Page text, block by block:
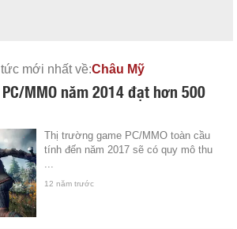
mới nhất về:Châu Mỹ
MMO năm 2014 đạt hơn 500
Thị trường game PC/MMO toàn cầu
tính đến năm 2017 sẽ có quy mô thu
...
12 năm trước